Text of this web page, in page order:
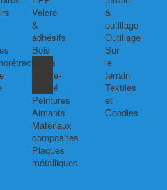
Velcro
&
adhésifs
Bois
Balsa
Contre-
plaqué
Peintures
Aimants
Matériaux
composites
Plaques
métalliques
&
outillage
Outillage
Sur
le
terrain
Textiles
et
Goodies